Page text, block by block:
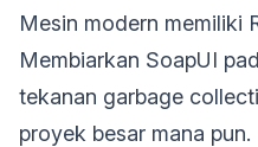
Mesin modern memiliki
Membiarkan SoapUI
tekanan garbage
proyek besar mana pun.